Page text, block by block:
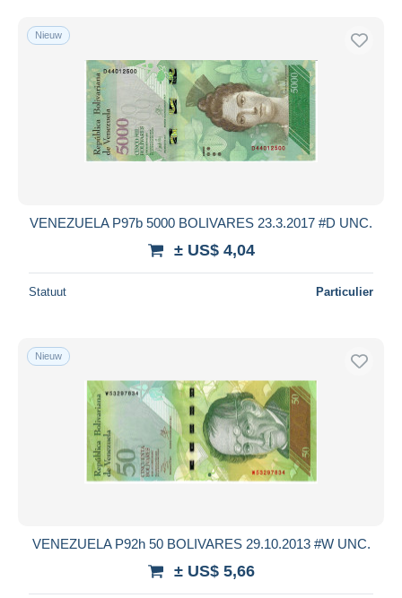
Nieuw
VENEZUELA P97b 5000 BOLIVARES 23.3.2017 #D UNC.
± US$ 4,04
Statuut Particulier
Nieuw
VENEZUELA P92h 50 BOLIVARES 29.10.2013 #W UNC.
± US$ 5,66